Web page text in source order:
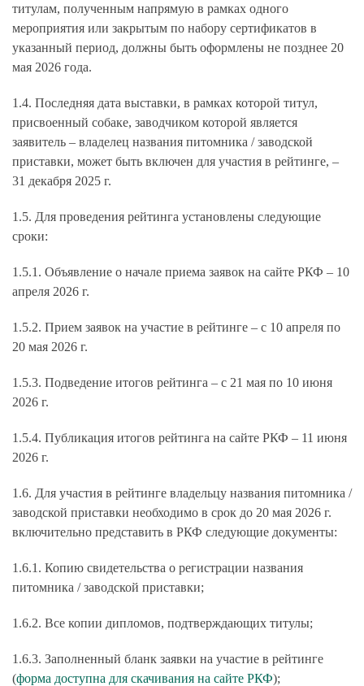
титулам, полученным напрямую в рамках одного
мероприятия или закрытым по набору сертификатов в
указанный период, должны быть оформлены не позднее 20
мая 2026 года.
1.4. Последняя дата выставки, в рамках которой титул,
присвоенный собаке, заводчиком которой является
заявитель – владелец названия питомника / заводской
приставки, может быть включен для участия в рейтинге, –
31 декабря 2025 г.
1.5. Для проведения рейтинга установлены следующие
сроки:
1.5.1. Объявление о начале приема заявок на сайте РКФ – 10
апреля 2026 г.
1.5.2. Прием заявок на участие в рейтинге – с 10 апреля по
20 мая 2026 г.
1.5.3. Подведение итогов рейтинга – с 21 мая по 10 июня
2026 г.
1.5.4. Публикация итогов рейтинга на сайте РКФ – 11 июня
2026 г.
1.6. Для участия в рейтинге владельцу названия питомника /
заводской приставки необходимо в срок до 20 мая 2026 г.
включительно представить в РКФ следующие документы:
1.6.1. Копию свидетельства о регистрации названия
питомника / заводской приставки;
1.6.2. Все копии дипломов, подтверждающих титулы;
1.6.3. Заполненный бланк заявки на участие в рейтинге
(форма доступна для скачивания на сайте РКФ);